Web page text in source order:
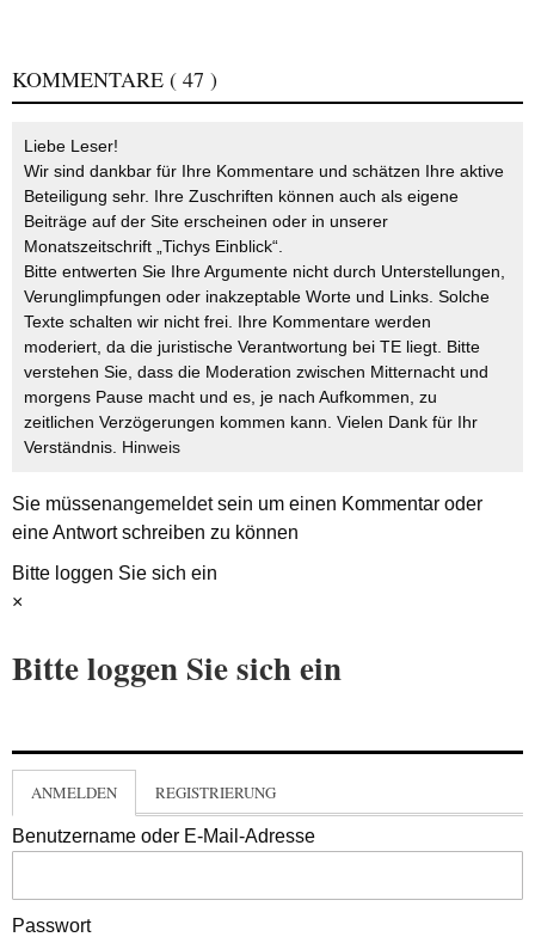
KOMMENTARE ( 47 )
Liebe Leser!
Wir sind dankbar für Ihre Kommentare und schätzen Ihre aktive
Beteiligung sehr. Ihre Zuschriften können auch als eigene
Beiträge auf der Site erscheinen oder in unserer
Monatszeitschrift „Tichys Einblick“.
Bitte entwerten Sie Ihre Argumente nicht durch Unterstellungen,
Verunglimpfungen oder inakzeptable Worte und Links. Solche
Texte schalten wir nicht frei. Ihre Kommentare werden
moderiert, da die juristische Verantwortung bei TE liegt. Bitte
verstehen Sie, dass die Moderation zwischen Mitternacht und
morgens Pause macht und es, je nach Aufkommen, zu
zeitlichen Verzögerungen kommen kann. Vielen Dank für Ihr
Verständnis. Hinweis
Sie müssenangemeldetsein um einen Kommentar oder
eine Antwort schreiben zu können
Bitte loggen Sie sich ein
×
Bitte loggen Sie sich ein
ANMELDEN REGISTRIERUNG
Benutzername oder E-Mail-Adresse
Passwort